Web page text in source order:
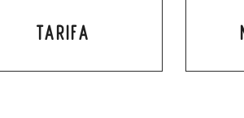
TARIFA